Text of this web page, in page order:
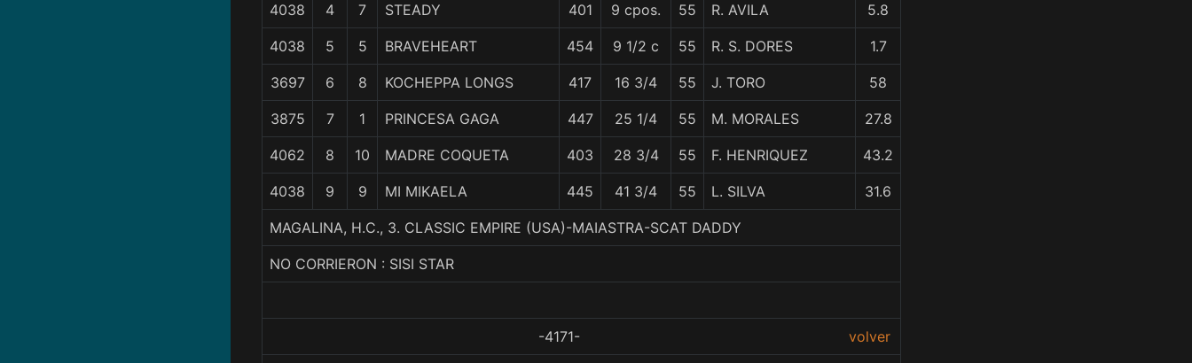
4038 4 7 STEADY 401 9 cpos. 55 R. AVILA 5.8
4038 5 5 BRAVEHEART 454 9 1/2 c 55 R. S. DORES 1.7
3697 6 8 KOCHEPPA LONGS 417 16 3/4 55 J. TORO 58
3875 7 1 PRINCESA GAGA 447 25 1/4 55 M. MORALES 27.8
4062 8 10 MADRE COQUETA 403 28 3/4 55 F. HENRIQUEZ 43.2
4038 9 9 MI MIKAELA 445 41 3/4 55 L. SILVA 31.6
MAGALINA, H.C., 3. CLASSIC EMPIRE (USA)-MAIASTRA-SCAT DADDY
NO CORRIERON : SISI STAR
-4171- volver